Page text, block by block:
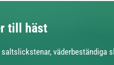
till häst
väderbeständiga